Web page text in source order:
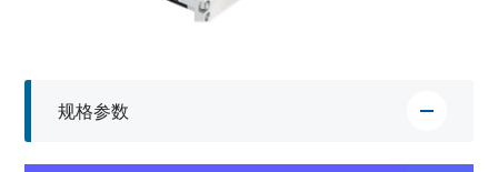
规格参数